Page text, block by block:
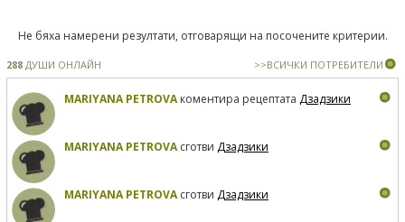
Не бяха намерени резултати, отговарящи на посочените критерии.
288 ДУШИ ОНЛАЙН >>ВСИЧКИ ПОТРЕБИТЕЛИ
MARIYANA PETROVAкоментира рецептата Дзадзики
MARIYANA PETROVAсготви Дзадзики
MARIYANA PETROVAсготви Дзадзики